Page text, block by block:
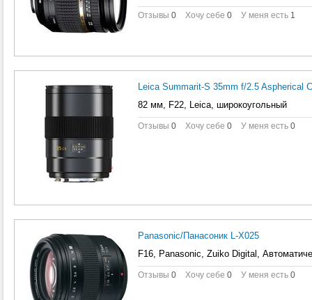
Отзывы 0 Хочу себе 0 У меня есть 1
Leica Summarit-S 35mm f/2.5 Aspherical
82 мм, F22, Leica, широкоугольный
Отзывы 0 Хочу себе 0 У меня есть 0
Panasonic/Панасоник L-X025
F16, Panasonic, Zuiko Digital,
Отзывы 0 Хочу себе 0 У меня есть 0